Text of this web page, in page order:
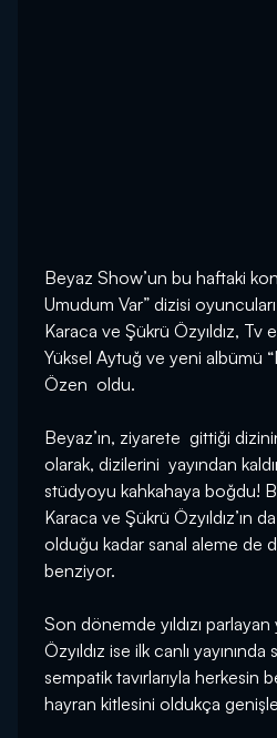
Beyaz Show’un bu haftaki
Umudum Var” dizisi
Karaca ve Şükrü Özyıldız, Tv
Yüksel Aytuğ ve yeni albümü
Özen oldu.
Beyaz’ın, ziyarete gittiği
olarak, dizilerini yayından
stüdyoyu kahkahaya boğdu!
Karaca ve Şükrü Özyıldız’ın
olduğu kadar sanal aleme de
benziyor.
Son dönemde yıldızı parlayan
Özyıldız ise ilk canlı
sempatik tavırlarıyla herkesin
hayran kitlesini oldukça